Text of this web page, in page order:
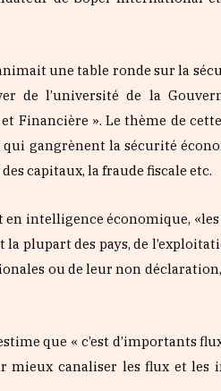
une table ronde sur la
del’université de la
Financière ». Le thème de
qui gangrènent la sécurité
capitaux, la fraude fiscale etc.
en intelligence économique,
la plupart des pays, de
ou de leurnon
que « c’est d’importants
mieux canaliser les flux et les